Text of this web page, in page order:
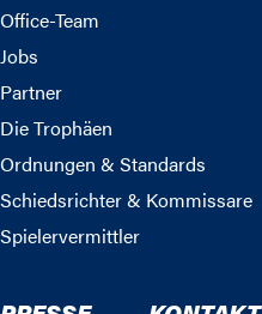
Office-Team
Jobs
Partner
Die Trophäen
Ordnungen & Standards
Schiedsrichter & Kommissare
Spielervermittler